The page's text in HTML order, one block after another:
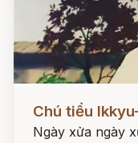
Chú tiểu
Ngày xửa ngày